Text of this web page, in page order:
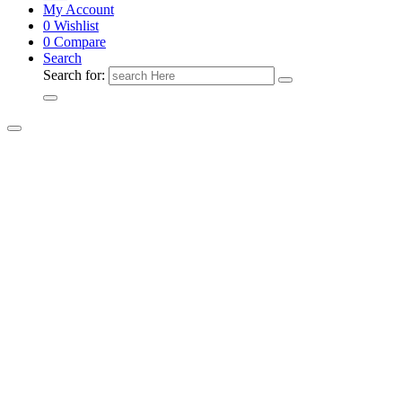
My Account
0 Wishlist
0 Compare
Search
Search for: